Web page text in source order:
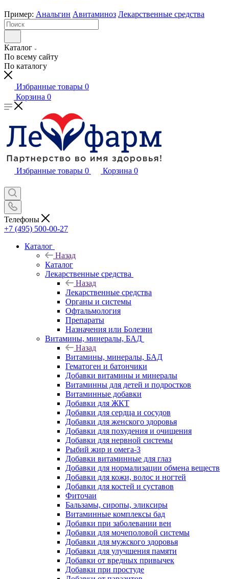
Пример: Анальгин Авитаминоз Лекарственные средства
Каталог
По всему сайту
По каталогу
Избранные товары 0
Корзина 0
Избранные товары 0 Корзина 0
Телефоны
+7 (495) 500-00-27
Каталог
Назад
Каталог
Лекарственные средства
Назад
Лекарственные средства
Органы и системы
Офтальмология
Препараты
Назначения или Болезни
Витамины, минералы, БАД
Назад
Витамины, минералы, БАД
Гематоген и батончики
Добавки витамины и минералы
Витаминны для детей и подростков
Витаминные добавки
Добавки для ЖКТ
Добавки для сердца и сосудов
Добавки для женского здоровья
Добавки для похудения и очищения
Добавки для нервной системы
Рыбий жир и омега-3
Добавки витаминные для глаз
Добавки для нормализации обмена веществ
Добавки для кожи, волос и ногтей
Добавки для костей и суставов
Фиточаи
Бальзамы, сиропы, эликсиры
Витаминные комплексы бад
Добавки при заболевании вен
Добавки для мочеполовой системы
Добавки для мужского здоровья
Добавки для улучшения памяти
Добавки от вредных привычек
Добавки при простуде